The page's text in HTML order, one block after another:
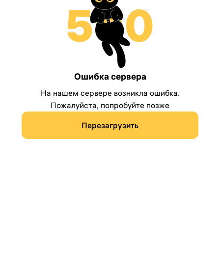
Ошибка сервера
На нашем сервере возникла ошибка.
Пожалуйста, попробуйте позже
Перезагрузить